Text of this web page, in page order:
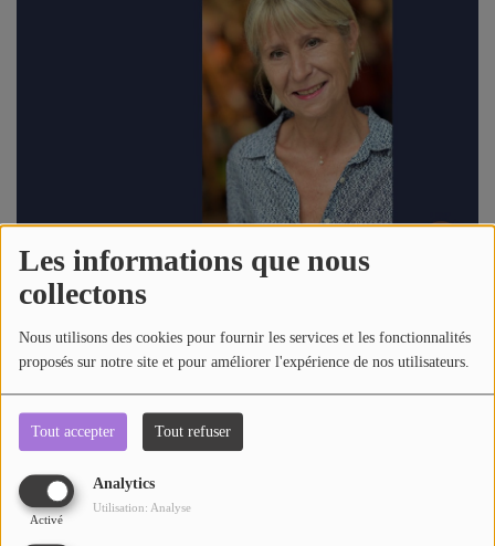
Les informations que nous
collectons
Nous utilisons des cookies pour fournir les services et les fonctionnalités
proposés sur notre site et pour améliorer l'expérience de nos utilisateurs.
Tout accepter Tout refuser
Analytics
Activé
Utilisation: Analyse
PAROLES D'ENTREPRENEURS
AU TOUR DE ... AUTOUR DE ....
DICTIONNAIRE DES IDÉES CONFUSES
BOULEVARD DES ARTISTES
LES MOTS À LA BOUCHE
SPORT ADDICT
Contact
Écouter le podcast Télécharger le podcast
Retrouvez Fred pour l'interview d'Anne-Sophie PORCHE sur
l'action humanitaire